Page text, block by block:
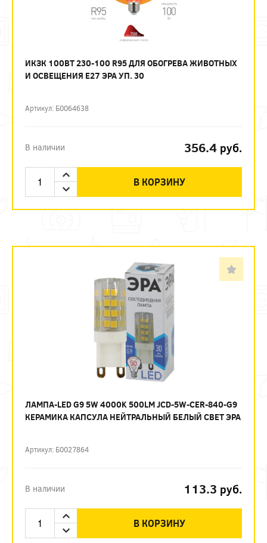
ИКЗК 100ВТ 230-100 R95 ДЛЯ ОБОГРЕВА ЖИВОТНЫХ
И ОСВЕЩЕНИЯ Е27 ЭРА УП. 30
Артикул: Б0064638
В наличии 356.4 руб.
В КОРЗИНУ
ЛАМПА-LED G9 5W 4000K 500LM JCD-5W-CER-840-G9
КЕРАМИКА КАПСУЛА НЕЙТРАЛЬНЫЙ БЕЛЫЙ СВЕТ ЭРА
Артикул: Б0027864
В наличии 113.3 руб.
В КОРЗИНУ